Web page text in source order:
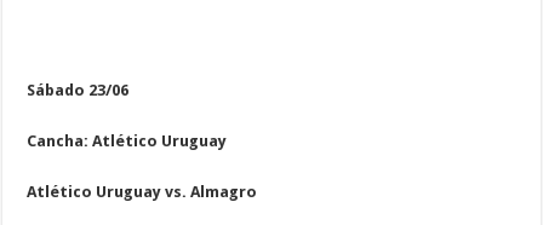
Sábado 23/06
Cancha: Atlético Uruguay
Atlético Uruguay vs. Almagro